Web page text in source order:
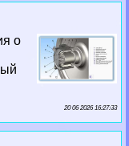
о
20 06 2026 16:27:33